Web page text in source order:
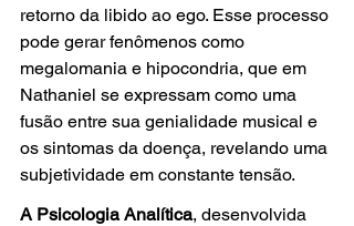
retorno da libido ao ego. Esse processo
pode gerar fenômenos como
megalomania e hipocondria, que em
Nathaniel se expressam como uma
fusão entre sua genialidade musical e
os sintomas da doença, revelando uma
subjetividade em constante tensão.
A Psicologia Analítica, desenvolvida